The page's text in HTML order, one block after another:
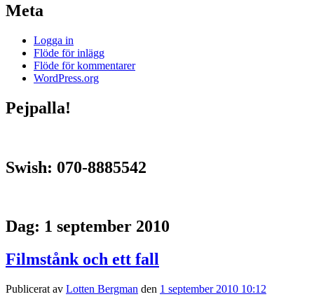
Meta
Logga in
Flöde för inlägg
Flöde för kommentarer
WordPress.org
Pejpalla!
Swish: 070-8885542
Dag: 1 september 2010
Filmstånk och ett fall
Publicerat av Lotten Bergman den 1 september 2010 10:12